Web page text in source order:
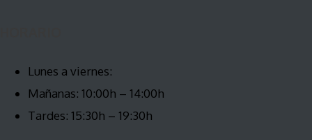
Lunes a viernes:
Mañanas: 10:00h – 14:00h
Tardes: 15:30h – 19:30h